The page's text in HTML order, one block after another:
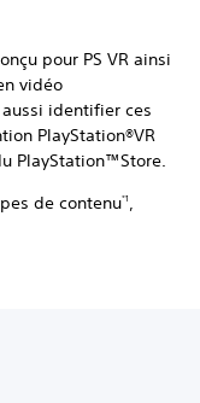
pour PS VR ainsi
vidéo
identifier ces
PlayStation®VR
PlayStation™Store.
de contenu*1 ,